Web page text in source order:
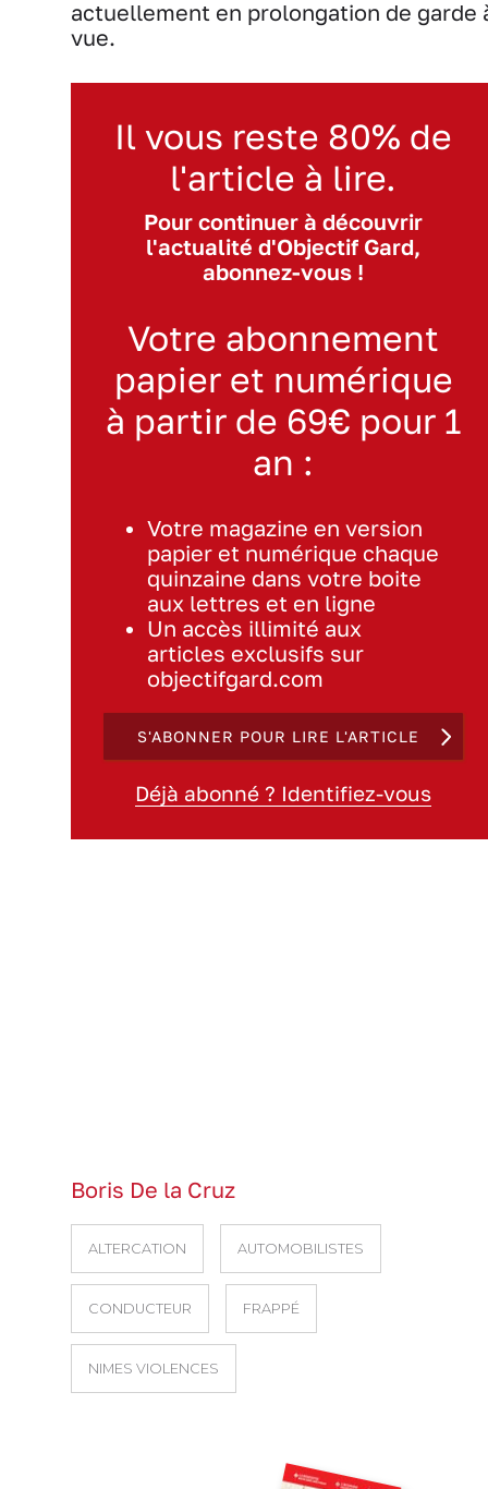
actuellement en prolongation de garde
vue.
Il vous reste 80% de
l'article à lire.
Pour continuer à découvrir
l'actualité d'Objectif Gard,
abonnez-vous !
Votre abonnement
papier et numérique
à partir de 69€ pour 1
an :
Votre magazine en version
papier et numérique chaque
quinzaine dans votre boite
aux lettres et en ligne
Un accès illimité aux
articles exclusifs sur
objectifgard.com
S'ABONNER POUR LIRE L'ARTICLE
Déjà abonné ? Identifiez-vous
Boris De la Cruz
ALTERCATION AUTOMOBILISTES
CONDUCTEUR FRAPPÉ
NIMES VIOLENCES